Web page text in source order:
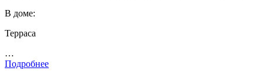
В доме:
Терраса
…
Подробнее